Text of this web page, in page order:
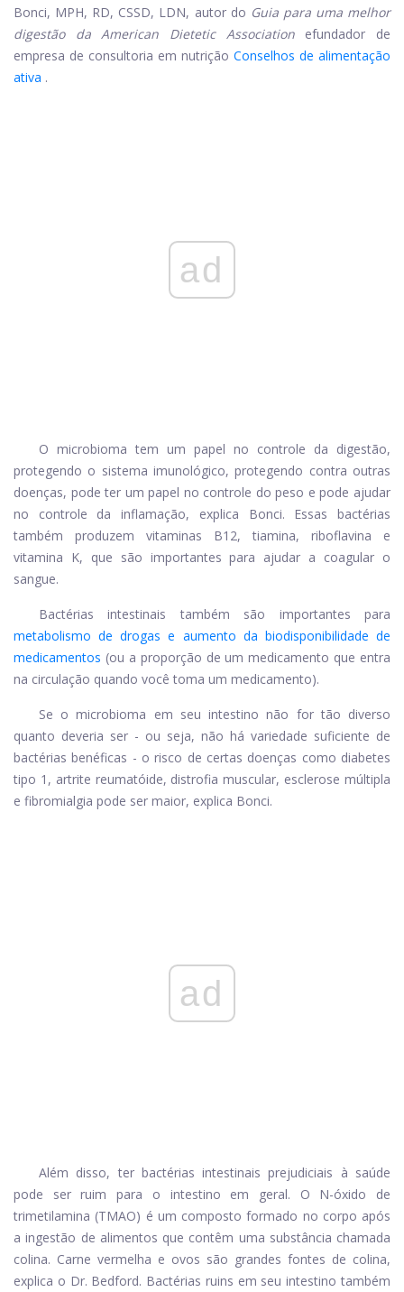
Bonci, MPH, RD, CSSD, LDN, autor do Guia para uma melhor
digestão da American Dietetic Association
efundador de
empresa de consultoria em nutrição Conselhos de alimentação
ativa .
ad
O microbioma tem um papel no controle da digestão,
protegendo o sistema imunológico, protegendo contra outras
doenças, pode ter um papel no controle do peso e pode ajudar
no controle da inflamação, explica Bonci. Essas bactérias
também produzem vitaminas B12, tiamina, riboflavina e
vitamina K, que são importantes para ajudar a coagular o
sangue.
Bactérias intestinais também são importantes para
metabolismo de drogas e aumento da biodisponibilidade de
medicamentos (ou a proporção de um medicamento que entra
na circulação quando você toma um medicamento).
Se o microbioma em seu intestino não for tão diverso
quanto deveria ser - ou seja, não há variedade suficiente de
bactérias benéficas - o risco de certas doenças como diabetes
tipo 1, artrite reumatóide, distrofia muscular, esclerose múltipla
e fibromialgia pode ser maior, explica Bonci.
ad
Além disso, ter bactérias intestinais prejudiciais à saúde
pode ser ruim para o intestino em geral. O N-óxido de
trimetilamina (TMAO) é um composto formado no corpo após
a ingestão de alimentos que contêm uma substância chamada
colina. Carne vermelha e ovos são grandes fontes de colina,
explica o Dr. Bedford. Bactérias ruins em seu intestino também